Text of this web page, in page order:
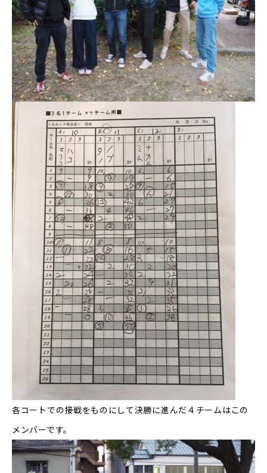
各コートでの接戦をものにして決勝に進んだ４チームはこの
メンバーです。